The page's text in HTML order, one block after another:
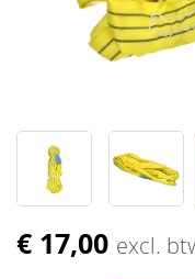
€ 17,00 excl.
Ga